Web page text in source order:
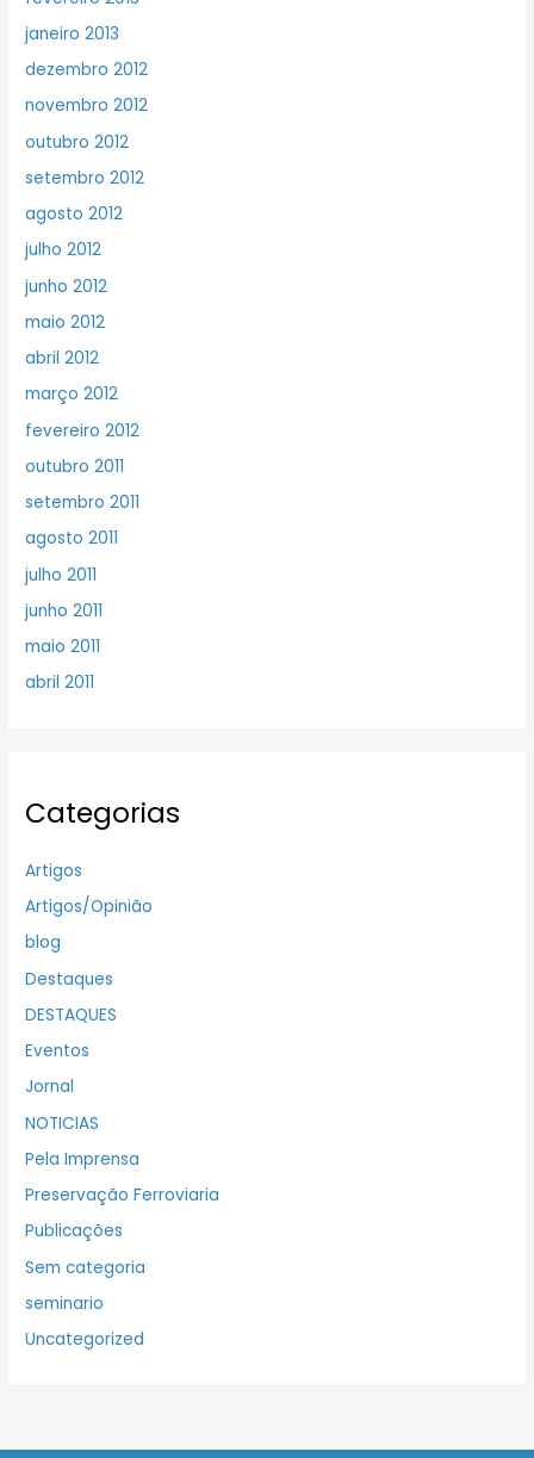
janeiro 2013
dezembro 2012
novembro 2012
outubro 2012
setembro 2012
agosto 2012
julho 2012
junho 2012
maio 2012
abril 2012
março 2012
fevereiro 2012
outubro 2011
setembro 2011
agosto 2011
julho 2011
junho 2011
maio 2011
abril 2011
Categorias
Artigos
Artigos/Opinião
blog
Destaques
DESTAQUES
Eventos
Jornal
NOTICIAS
Pela Imprensa
Preservação Ferroviaria
Publicações
Sem categoria
seminario
Uncategorized